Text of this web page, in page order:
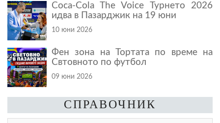
Coca-Cola The Voice Турнето 2026
идва в Пазарджик на 19 юни
10 юни 2026
Фен зона на Тортата по време на
Свтовното по футбол
09 юни 2026
СПРАВОЧНИК